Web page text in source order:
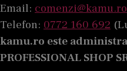
Email: comenzi@kamu.ro
Telefon: 0772 160 692
kamu.ro este
PROFESSIONAL SHOP